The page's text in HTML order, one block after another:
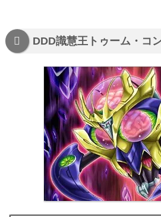
DDD識慧王トゥーム・コ